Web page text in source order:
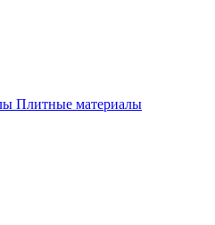
Плитные материалы